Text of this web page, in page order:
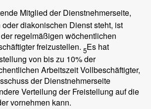
Mitglied der Dienstnehmerseite,
diakonischen Dienst steht, ist
regelmäßigen wöchentlichen
freizustellen. 5Es hat
von bis zu 10% der
Arbeitszeit Vollbeschäftigter,
der Dienstnehmerseite
Verteilung der Freistellung auf die
vornehmen kann.